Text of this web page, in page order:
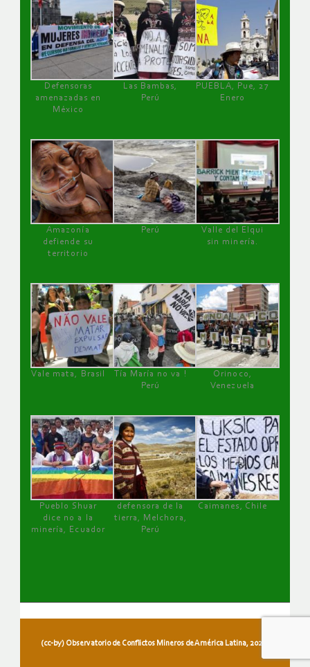
Defensoras
amenazadas en
México
Las Bambas,
Perú
PUEBLA, Pue, 27
Enero
Amazonía
defiende su
territorio
Perú
Valle del Elqui
sin minería.
Vale mata, Brasil
Tía María no va !
Perú
Orinoco,
Venezuela
Pueblo Shuar
dice no a la
minería, Ecuador
defensora de la
tierra, Melchora,
Perú
Caimanes, Chile
(cc-by) Observatorio de Conflictos Mineros de América Latina, 2026